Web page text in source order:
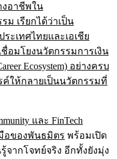
งอาชีพใน
ม เรียกได้ว่าเป็น
ะเทศไทยและเอเชีย
ชื่อมโยงนวัตกรรมการเงิน
Ecosystem) อย่างครบ
ค์ให้กลายเป็นนวัตกรรมที่
และ FinTech
อของพันธมิตร พร้อมเปิด
จากโจทย์จริง อีกทั้งยังมุ่ง